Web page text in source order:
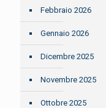
Febbraio 2026
Gennaio 2026
Dicembre 2025
Novembre 2025
Ottobre 2025